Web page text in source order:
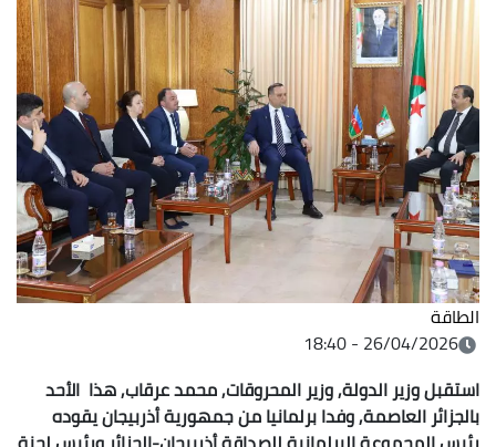
الطاقة
26/04/2026 - 18:40
استقبل وزير الدولة, وزير المحروقات, محمد عرقاب, هذا الأحد
بالجزائر العاصمة, وفدا برلمانيا من جمهورية أذربيجان يقوده